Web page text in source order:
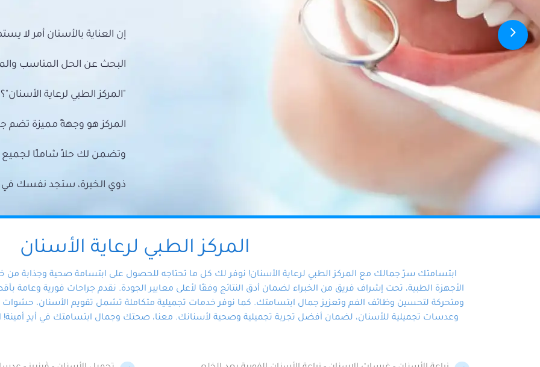
إن العناية بالأسنان أمر لا
البحث عن الحل المناسب
"المركز الطبي لرعاية الأسنان"؟
المركز هو وجهةً مميزة تضم
وتضمن لك حلاً شاملًا
ذوي الخبرة، ستجد نفسك في
المركز الطبي لرعاية الأسنان
ابتسامتك سرّ جمالك مع المركز الطبي لرعاية الأسنان! نوفر لك كل ما تحتاجه للحصول على ابتسامة صحية وجذابة
الأجهزة الطبية، تحت إشراف فريق من الخبراء لضمان أدق النتائج وفقًا لأعلى معايير الجودة. نقدم جراحات فورية وعامة
ومتحركة لتحسين وظائف الفم وتعزيز جمال ابتسامتك. كما نوفر خدمات تجميلية متكاملة تشمل تقويم الأسنان، حشوات
وعدسات تجميلية للأسنان، لضمان أفضل تجربة تجميلية وصحية لأسنانك. معنا، صحتك وجمال ابتسامتك في أيدٍ أمينة!